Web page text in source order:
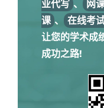
业代写 、 网
课 、 在线考
让您的学术成
成功之路!